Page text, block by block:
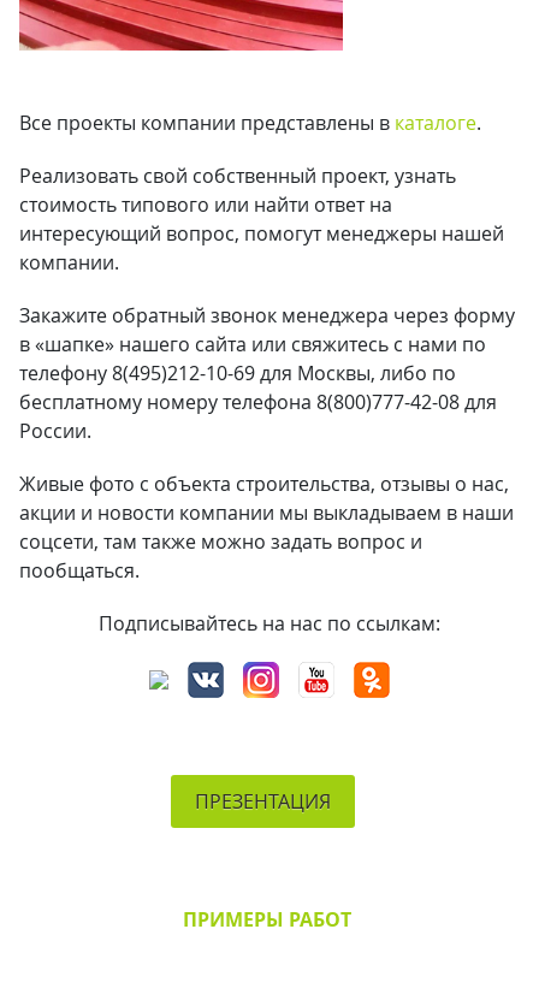
Все проекты компании представлены в каталоге.
Реализовать свой собственный проект, узнать
стоимость типового или найти ответ на
интересующий вопрос, помогут менеджеры нашей
компании.
Закажите обратный звонок менеджера через форму
в «шапке» нашего сайта или свяжитесь с нами по
телефону 8(495)212-10-69 для Москвы, либо по
бесплатному номеру телефона 8(800)777-42-08 для
России.
Живые фото с объекта строительства, отзывы о нас,
акции и новости компании мы выкладываем в наши
соцсети, там также можно задать вопрос и
пообщаться.
Подписывайтесь на нас по ссылкам:
ПРЕЗЕНТАЦИЯ
ПРИМЕРЫ РАБОТ